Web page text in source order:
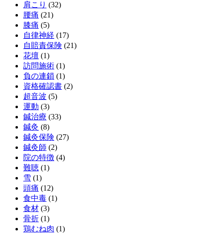
肩こり (32)
腰痛 (21)
膝痛 (5)
自律神経 (17)
自賠責保険 (21)
花壇 (1)
訪問施術 (1)
負の連鎖 (1)
資格確認書 (2)
超音波 (5)
運動 (3)
鍼治療 (33)
鍼灸 (8)
鍼灸保険 (27)
鍼灸師 (2)
院の特徴 (4)
難聴 (1)
雪 (1)
頭痛 (12)
食中毒 (1)
食材 (3)
骨折 (1)
鶏むね肉 (1)